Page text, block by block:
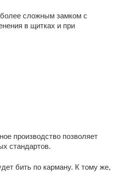
сложным замком с
в щитках и при
производство позволяет
стандартов.
бить по карману. К тому же,